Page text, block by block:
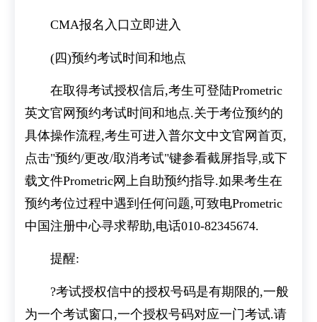
CMA报名入口立即进入
(四)预约考试时间和地点
在取得考试授权信后,考生可登陆Prometric
英文官网预约考试时间和地点.关于考位预约的
具体操作流程,考生可进入普尔文中文官网首页,
点击"预约/更改/取消考试"键参看截屏指导,或下
载文件Prometric网上自助预约指导.如果考生在
预约考位过程中遇到任何问题,可致电Prometric
中国注册中心寻求帮助,电话010-82345674.
提醒:
?考试授权信中的授权号码是有期限的,一般
为一个考试窗口,一个授权号码对应一门考试.请